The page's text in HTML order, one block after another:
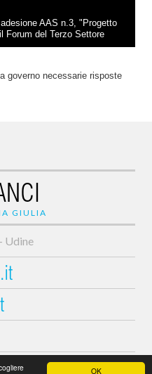
OK
AAS n.3, "Progetto
Forum del Terzo Settore
governo necessarie risposte
GIULIA
Udine